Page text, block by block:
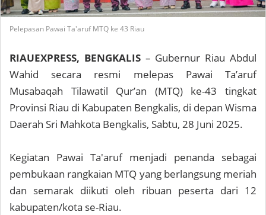
Pelepasan Pawai Ta'aruf MTQ ke 43 Riau
RIAUEXPRESS, BENGKALIS– Gubernur Riau Abdul
Wahid secara resmi melepas Pawai Ta’aruf
Musabaqah Tilawatil Qur’an (MTQ) ke-43 tingkat
Provinsi Riau di Kabupaten Bengkalis, di depan Wisma
Daerah Sri Mahkota Bengkalis, Sabtu, 28 Juni 2025.
Kegiatan Pawai Ta'aruf menjadi penanda sebagai
pembukaan rangkaian MTQ yang berlangsung meriah
dan semarak diikuti oleh ribuan peserta dari 12
kabupaten/kota se-Riau.